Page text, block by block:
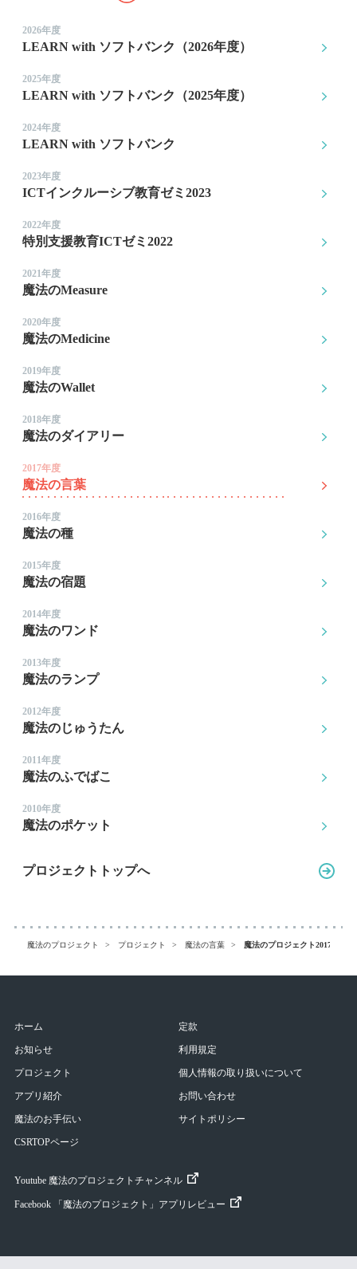
魔法のプロジェクト プロジェクト 魔法の言葉 魔法のプロジェクト2017～魔
2026年度
LEARN with ソフトバンク（2026年度）
2025年度
LEARN with ソフトバンク（2025年度）
2024年度
LEARN with ソフトバンク
2023年度
ICTインクルーシブ教育ゼミ2023
2022年度
特別支援教育ICTゼミ2022
2021年度
魔法のMeasure
2020年度
魔法のMedicine
2019年度
魔法のWallet
2018年度
魔法のダイアリー
2017年度
魔法の言葉
2016年度
魔法の種
2015年度
魔法の宿題
2014年度
魔法のワンド
2013年度
魔法のランプ
2012年度
魔法のじゅうたん
2011年度
魔法のふでばこ
2010年度
魔法のポケット
プロジェクトトップへ
ホーム
お知らせ
プロジェクト
アプリ紹介
魔法のお手伝い
CSRTOPページ
定款
利用規定
個人情報の取り扱いについて
お問い合わせ
サイトポリシー
Youtube 魔法のプロジェクトチャンネル
Facebook 「魔法のプロジェクト」アプリレビュー